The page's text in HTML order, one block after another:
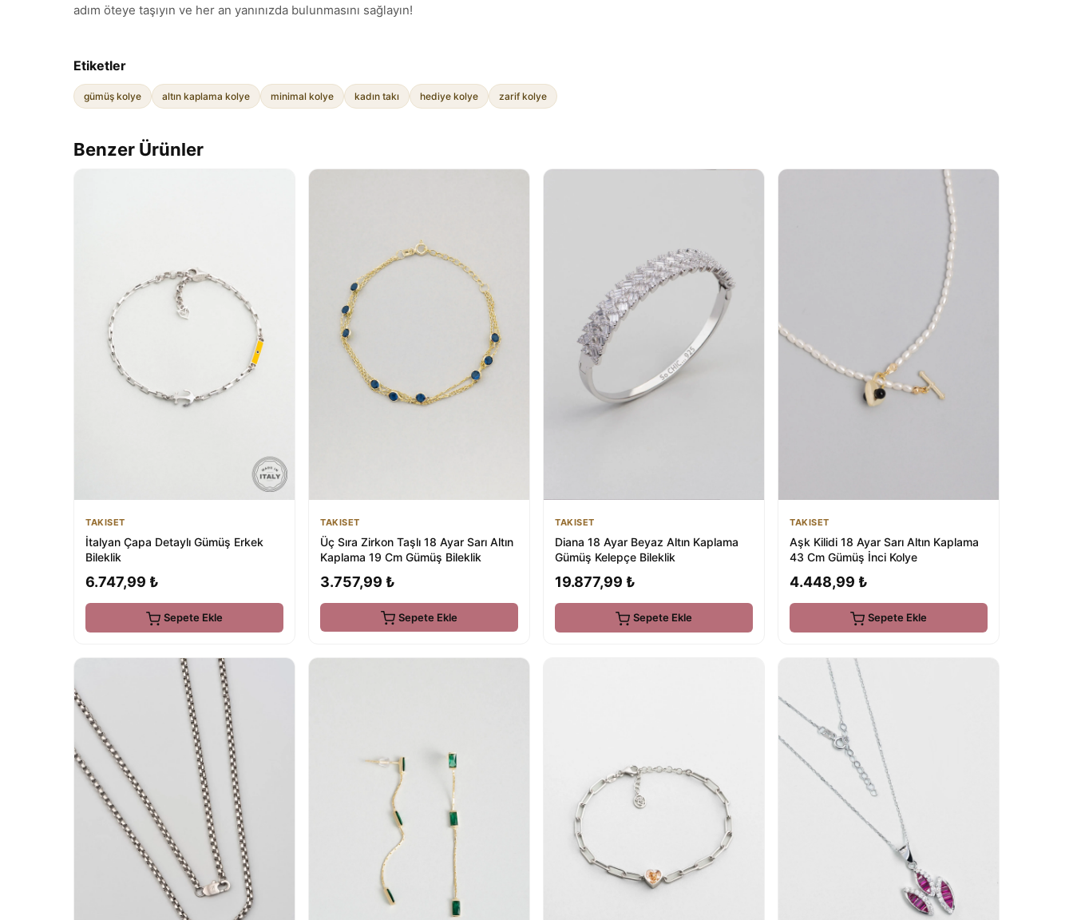
adım öteye taşıyın ve her an yanınızda bulunmasını sağlayın!
Etiketler
gümüş kolye altın kaplama kolye minimal kolye kadın takı hediye kolye zarif kolye
Benzer Ürünler
TAKISET
İtalyan Çapa Detaylı Gümüş Erkek
Bileklik
6.747,99 ₺
Sepete Ekle
TAKISET
Üç Sıra Zirkon Taşlı 18 Ayar Sarı Altın
Kaplama 19 Cm Gümüş Bileklik
3.757,99 ₺
Sepete Ekle
TAKISET
Diana 18 Ayar Beyaz Altın Kaplama
Gümüş Kelepçe Bileklik
19.877,99 ₺
Sepete Ekle
TAKISET
Aşk Kilidi 18 Ayar Sarı Altın Kaplama
43 Cm Gümüş İnci Kolye
4.448,99 ₺
Sepete Ekle